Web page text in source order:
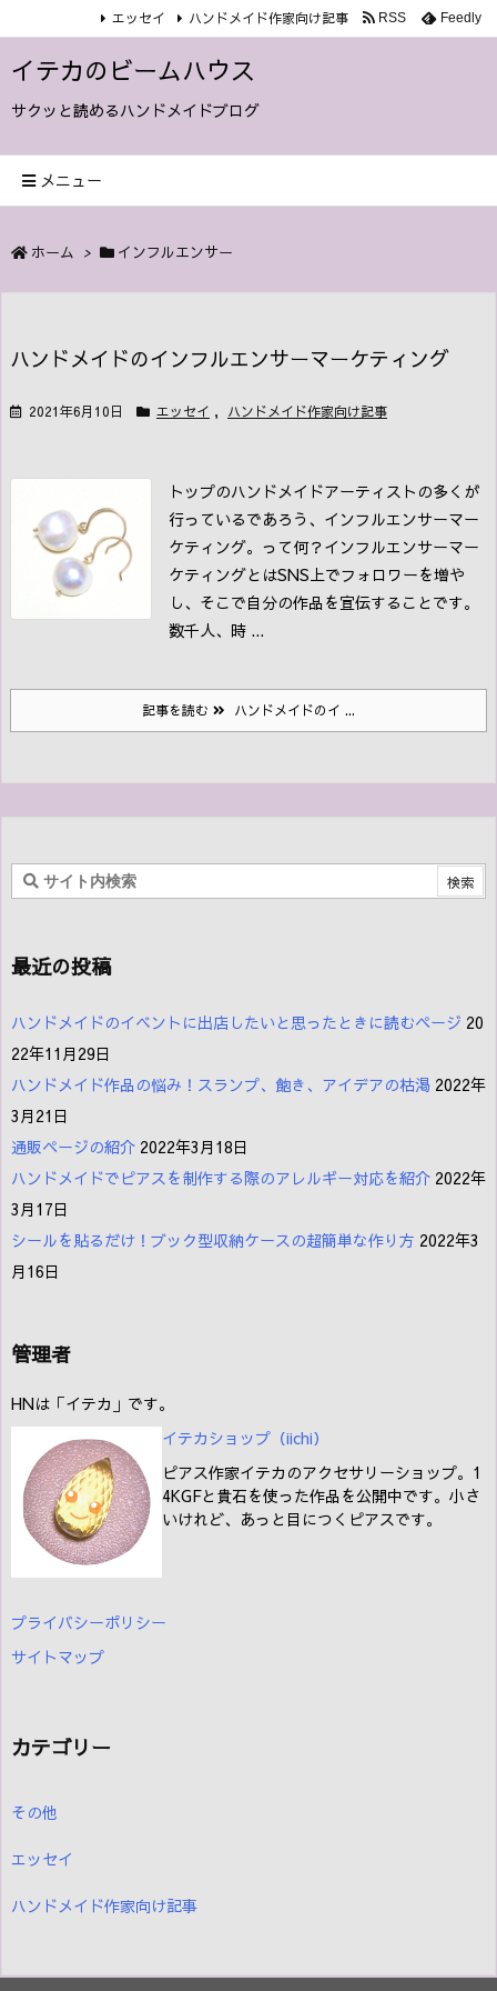
イテカのビームハウス
サクッと読めるハンドメイドブログ
メニュー
エッセイ ハンドメイド作家向け記事 RSS Feedly
ホーム > インフルエンサー
ハンドメイドのインフルエンサーマーケティング
2021年6月10日 エッセイ , ハンドメイド作家向け記事
トップのハンドメイドアーティストの多くが
行っているであろう、インフルエンサーマー
ケティング。 って何？インフルエンサーマー
ケティングとはSNS上でフォロワーを増や
し、そこで自分の作品を宣伝することです。
数千人、時 ...
記事を読む ハンドメイドのイ ...
最近の投稿
ハンドメイドのイベントに出店したいと思ったときに読むページ 20
22年11月29日
ハンドメイド作品の悩み！スランプ、飽き、アイデアの枯渇 2022年
3月21日
通販ページの紹介 2022年3月18日
ハンドメイドでピアスを制作する際のアレルギー対応を紹介 2022年
3月17日
シールを貼るだけ！ブック型収納ケースの超簡単な作り方 2022年3
月16日
管理者
HNは「イテカ」です。
イテカショップ（iichi）
ピアス作家イテカのアクセサリーショップ。1
4KGFと貴石を使った作品を公開中です。小さ
いけれど、あっと目につくピアスです。
プライバシーポリシー
サイトマップ
カテゴリー
その他
エッセイ
ハンドメイド作家向け記事